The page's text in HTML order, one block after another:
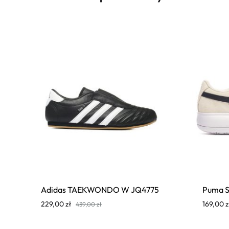
Adidas TAEKWONDO W JQ4775
229,00zł 439,00zł
Puma
169,00